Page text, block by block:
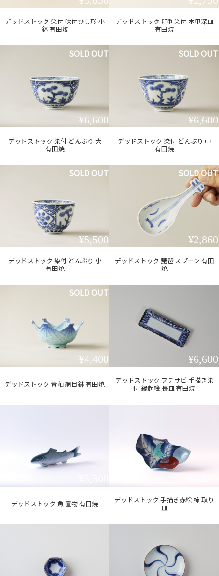
デッドストック 染付 吹付ひし形 小
鉢 有田焼
デッドストック 印判染付 木甲深皿
有田焼
デッドストック 染付 どんぶり 大
有田焼
¥6,600
SOLD OUT
デッドストック 染付 どんぶり 中
有田焼
¥6,600
SOLD OUT
デッドストック 染付 どんぶり 小
有田焼
¥5,500
SOLD OUT
デッドストック 琵琶 スプーン 有田
焼
¥2,860
SOLD OUT
デッドストック 青釉 網目鉢 有田焼
¥4,400
SOLD OUT
デッドストック フチサビ 手描き染
付 縁起絵 長皿 有田焼
¥6,600
デッドストック 魚 置物 有田焼
デッドストック 手描き赤絵 柿 取り
皿